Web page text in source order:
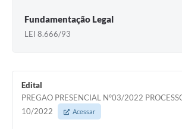
Fundamentação Legal
LEI 8.666/93
Edital
PREGAO PRESENCIAL Nº03/2022
10/2022
Acessar